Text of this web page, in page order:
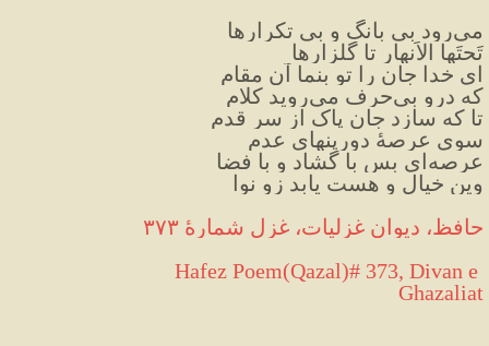
می‌رود بی بانگ و بی تکرارها
تَحتَها الاَنهار تا گُلزارها
ای خدا جان را تو بنما آن مقام
که درو بی‌حرف می‌روید کلام
تا که سازد جان پاک از سر قدم
سوی عرصهٔ دورپنهای عدم
عرصه‌ای بس با گشاد و با فضا
وین خیال و هست یابد زو نوا
حافظ، دیوان غزلیات، غزل شمارهٔ ۳۷۳
Hafez Poem(Qazal)# 373, Divan e
Ghazaliat